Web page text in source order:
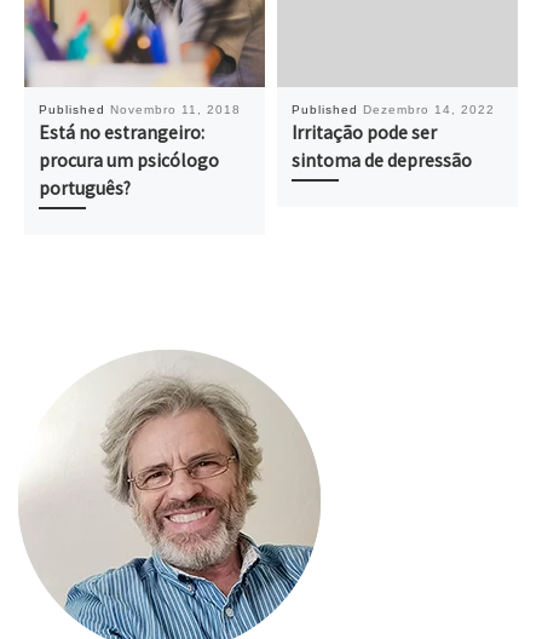
Published Novembro 11, 2018
Está no estrangeiro:
procura um psicólogo
português?
Published Dezembro 14, 2022
Irritação pode ser
sintoma de depressão